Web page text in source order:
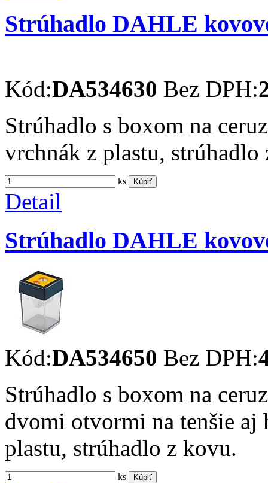
Strúhadlo DAHLE
Kód:DA534630 Bez DPH:
Strúhadlo s boxom na
vrchnák z plastu, strúhadlo
ks Kúpiť
Detail
Strúhadlo DAHLE
Kód:DA534650 Bez DPH:
Strúhadlo s boxom na
dvomi otvormi na tenšie aj
plastu, strúhadlo z kovu.
ks Kúpiť